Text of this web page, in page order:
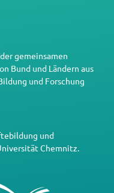
gemeinsamen
Bund und Ländern aus
und Forschung
und
Chemnitz.